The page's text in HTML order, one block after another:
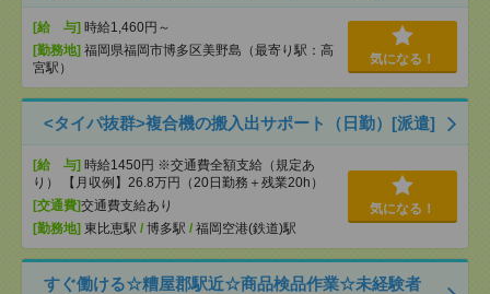
[給 与] 時給1,460円～
[勤務地] 福岡県福岡市博多区美野島（最寄り駅：高
宮駅）
気になる！
<タイパ抜群>複合機の搬入出サポート（日勤）[派遣]
[給 与] 時給1450円 ※交通費全額支給（規定あ
り） 【月収例】26.8万円（20日勤務＋残業20h）
[交通費]交通費支給あり
[勤務地] 東比恵駅 / 博多駅 / 福岡空港(鉄道)駅
気になる！
すぐ働ける☆糟屋郡駅近☆商品検品作業☆未経験者